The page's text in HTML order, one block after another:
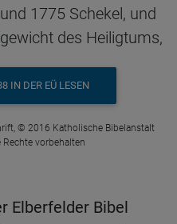
1775 Schekel, und
des Heiligtums,
IN DER EÜ LESEN
© 2016 Katholische Bibelanstalt
vorbehalten
Elberfelder Bibel